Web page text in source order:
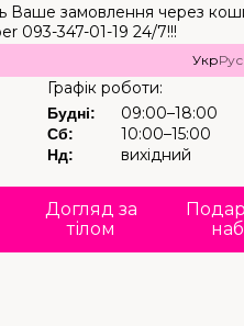
Ваше замовлення через
093-347-01-19 24/7!!!
УкрРус
Графік роботи:
Будні: 09:00–18:00
Сб: 10:00–15:00
Нд: вихідний
Догляд за
тілом